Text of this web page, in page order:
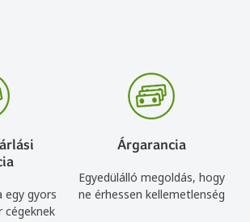
egy gyors
cégeknek
Árgarancia
Egyedülálló megoldás, hogy
ne érhessen kellemetlenség